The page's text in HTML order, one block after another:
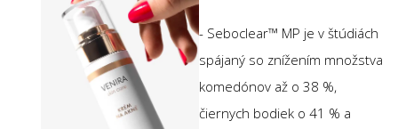
- Seboclear™ MP je v štúdiách
spájaný so znížením množstva
komedónov až o 38 %,
čiernych bodiek o 41 % a